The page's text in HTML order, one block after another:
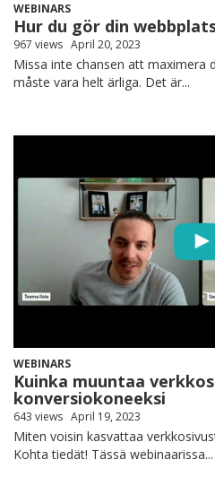
WEBINARS
Hur du gör din
967 views April 20, 2023
Missa inte chansen att maximera
måste vara helt ärliga. Det är...
WEBINARS
Kuinka muuntaa
konversiokoneeksi
643 views April 19, 2023
Miten voisin kasvattaa
Kohta tiedät! Tässä webinaarissa...